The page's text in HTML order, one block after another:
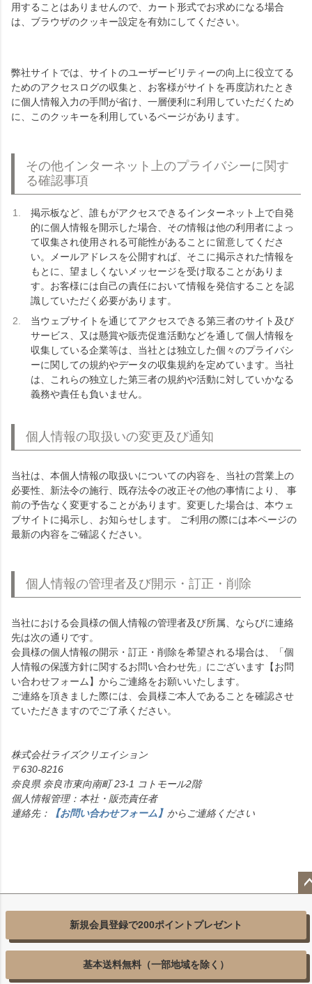
用することはありませんので、カート形式でお求めになる場合
は、ブラウザのクッキー設定を有効にしてください。
弊社サイトでは、サイトのユーザービリティーの向上に役立てる
ためのアクセスログの収集と、お客様がサイトを再度訪れたとき
に個人情報入力の手間が省け、一層便利に利用していただくため
に、このクッキーを利用しているページがあります。
その他インターネット上のプライバシーに関す
る確認事項
掲示板など、誰もがアクセスできるインターネット上で自発
的に個人情報を開示した場合、その情報は他の利用者によっ
て収集され使用される可能性があることに留意してくださ
い。メールアドレスを公開すれば、そこに掲示された情報を
もとに、望ましくないメッセージを受け取ることがありま
す。お客様には自己の責任において情報を発信することを認
識していただく必要があります。
当ウェブサイトを通じてアクセスできる第三者のサイト及び
サービス、又は懸賞や販売促進活動などを通して個人情報を
収集している企業等は、当社とは独立した個々のプライバシ
ーに関しての規約やデータの収集規約を定めています。当社
は、これらの独立した第三者の規約や活動に対していかなる
義務や責任も負いません。
個人情報の取扱いの変更及び通知
当社は、本個人情報の取扱いについての内容を、当社の営業上の
必要性、新法令の施行、既存法令の改正その他の事情により、 事
前の予告なく変更することがあります。変更した場合は、本ウェ
ブサイトに掲示し、お知らせします。 ご利用の際には本ページの
最新の内容をご確認ください。
個人情報の管理者及び開示・訂正・削除
当社における会員様の個人情報の管理者及び所属、ならびに連絡
先は次の通りです。
会員様の個人情報の開示・訂正・削除を希望される場合は、「個
人情報の保護方針に関するお問い合わせ先」にございます【お問
い合わせフォーム】からご連絡をお願いいたします。
ご連絡を頂きました際には、会員様ご本人であることを確認させ
ていただきますのでご了承ください。
株式会社ライズクリエイション
630-8216
奈良県 奈良市東向南町 23-1 コトモール2階
個人情報管理：本社・販売責任者
連絡先：
【お問い合わせフォーム】 からご連絡ください
へ
新規会員登録で200ポイントプレゼント
基本送料無料（一部地域を除く）